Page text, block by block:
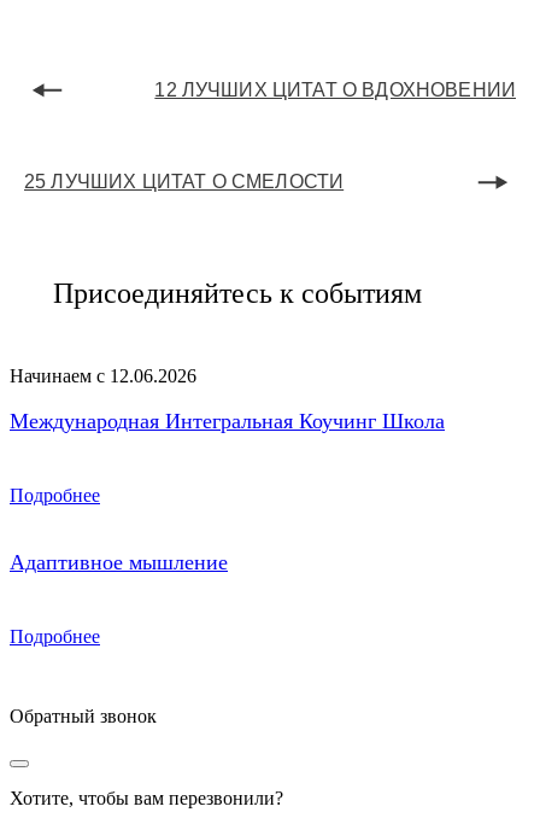
12 ЛУЧШИХ ЦИТАТ О ВДОХНОВЕНИИ
25 ЛУЧШИХ ЦИТАТ О СМЕЛОСТИ
Присоединяйтесь к событиям
Начинаем с 12.06.2026
Международная Интегральная Коучинг Школа
Подробнее
Адаптивное мышление
Подробнее
Обратный звонок
Хотите, чтобы вам перезвонили?